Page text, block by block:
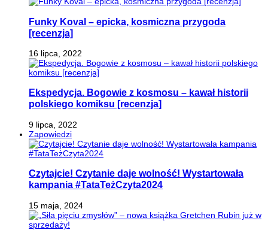
Funky Koval – epicka, kosmiczna przygoda
[recenzja]
16 lipca, 2022
Ekspedycja. Bogowie z kosmosu – kawał historii
polskiego komiksu [recenzja]
9 lipca, 2022
Zapowiedzi
Czytajcie! Czytanie daje wolność! Wystartowała
kampania #TataTeżCzyta2024
15 maja, 2024